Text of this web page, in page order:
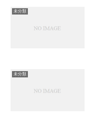
未分類
未分類